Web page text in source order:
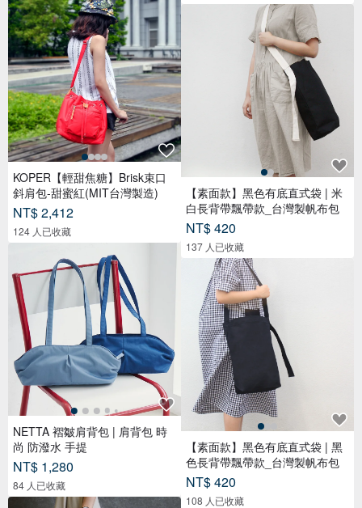
KOPER【輕甜焦糖】Brisk束口
斜肩包-甜蜜紅(MIT台灣製造)
NT$ 2,412
124 人已收藏
NETTA 褶皺肩背包 | 肩背包 時
尚 防潑水 手提
NT$ 1,280
84 人已收藏
【素面款】黑色有底直式袋 | 米
白長背帶飄帶款_台灣製帆布包
NT$ 420
137 人已收藏
【素面款】黑色有底直式袋 | 黑
色長背帶飄帶款_台灣製帆布包
NT$ 420
108 人已收藏